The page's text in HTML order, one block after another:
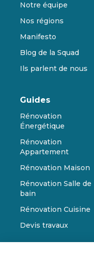
Notre équipe
Nos régions
Manifesto
Blog de la Squad
Ils parlent de nous
Guides
Rénovation
Énergétique
Rénovation
Appartement
Rénovation Maison
Rénovation Salle de
bain
Rénovation Cuisine
Devis travaux